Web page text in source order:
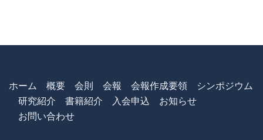
ホーム 概要 会則 会報 会報作成要領
シンポジウム
研究紹介
書籍紹介 入会申込
お知らせ
お問い合わせ